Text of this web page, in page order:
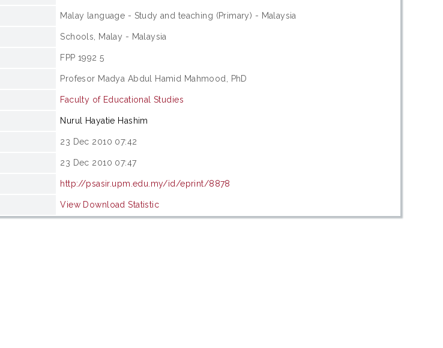
Malay language - Study and teaching (Primary) - Malaysia
Schools, Malay - Malaysia
FPP 1992 5
Profesor Madya Abdul Hamid Mahmood, PhD
Faculty of Educational Studies
Nurul Hayatie Hashim
23 Dec 2010 07:42
23 Dec 2010 07:47
http://psasir.upm.edu.my/id/eprint/8878
View Download Statistic